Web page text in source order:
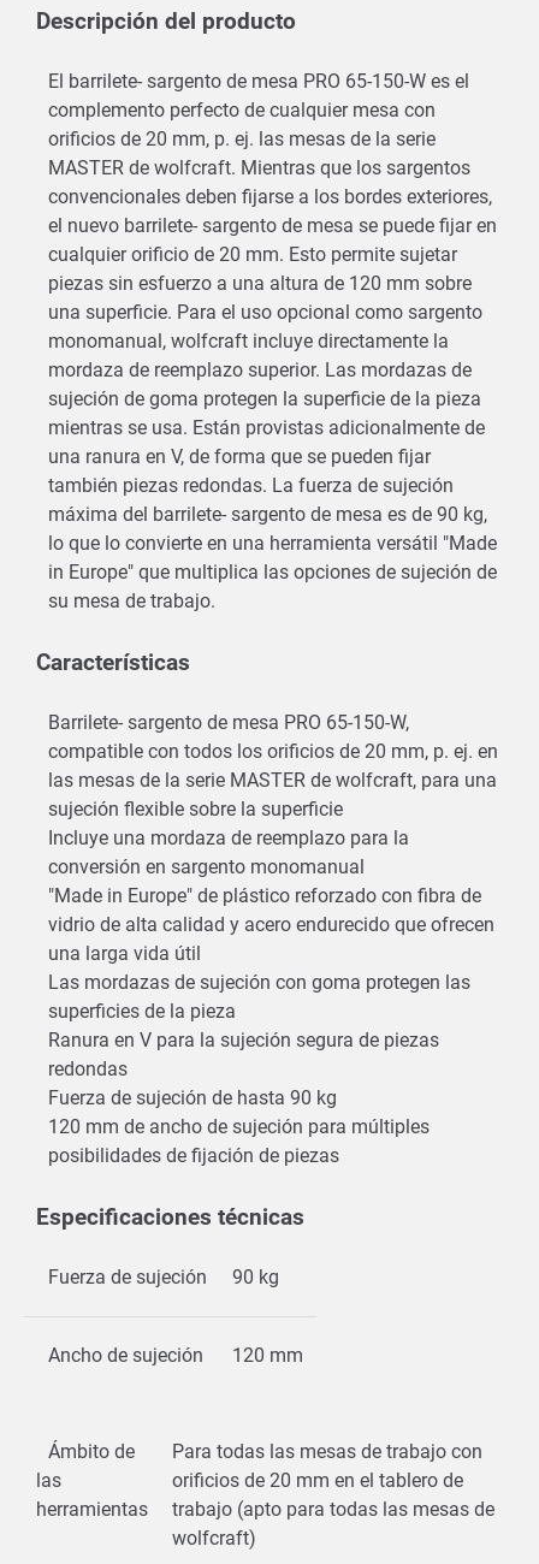
Descripción del producto
El barrilete- sargento de mesa PRO 65-150-W es el
complemento perfecto de cualquier mesa con
orificios de 20 mm, p. ej. las mesas de la serie
MASTER de wolfcraft. Mientras que los sargentos
convencionales deben fijarse a los bordes exteriores,
el nuevo barrilete- sargento de mesa se puede fijar en
cualquier orificio de 20 mm. Esto permite sujetar
piezas sin esfuerzo a una altura de 120 mm sobre
una superficie. Para el uso opcional como sargento
monomanual, wolfcraft incluye directamente la
mordaza de reemplazo superior. Las mordazas de
sujeción de goma protegen la superficie de la pieza
mientras se usa. Están provistas adicionalmente de
una ranura en V, de forma que se pueden fijar
también piezas redondas. La fuerza de sujeción
máxima del barrilete- sargento de mesa es de 90 kg,
lo que lo convierte en una herramienta versátil "Made
in Europe" que multiplica las opciones de sujeción de
su mesa de trabajo.
Características
Barrilete- sargento de mesa PRO 65-150-W,
compatible con todos los orificios de 20 mm, p. ej. en
las mesas de la serie MASTER de wolfcraft, para una
sujeción flexible sobre la superficie
Incluye una mordaza de reemplazo para la
conversión en sargento monomanual
"Made in Europe" de plástico reforzado con fibra de
vidrio de alta calidad y acero endurecido que ofrecen
una larga vida útil
Las mordazas de sujeción con goma protegen las
superficies de la pieza
Ranura en V para la sujeción segura de piezas
redondas
Fuerza de sujeción de hasta 90 kg
120 mm de ancho de sujeción para múltiples
posibilidades de fijación de piezas
Especificaciones técnicas
Fuerza de sujeción 90 kg
Ancho de sujeción 120 mm
Ámbito de
las
herramientas
Para todas las mesas de trabajo con
orificios de 20 mm en el tablero de
trabajo (apto para todas las mesas de
wolfcraft)